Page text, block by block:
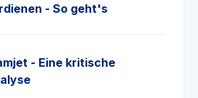
- So geht's
- Eine kritische